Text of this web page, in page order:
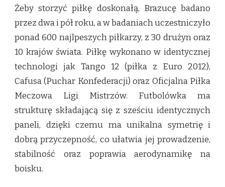
Żeby storzyć piłkę doskonałą, Brazucę badano
przez dwa i pół roku, a w badaniach uczestniczyło
ponad 600 najlpeszych piłkarzy, z 30 drużyn oraz
10 krajów świata. Piłkę wykonano w identycznej
technologi jak Tango 12 (piłka z Euro 2012),
Cafusa (Puchar Konfederacji) oraz Oficjalna Piłka
Meczowa Ligi Mistrzów. Futbolówka ma
strukturę składającą się z sześciu identycznych
paneli, dzięki czemu ma unikalna symetrię i
dobrą przyczepność, co ułatwia jej prowadzenie,
stabilność oraz poprawia aerodynamikę na
boisku.